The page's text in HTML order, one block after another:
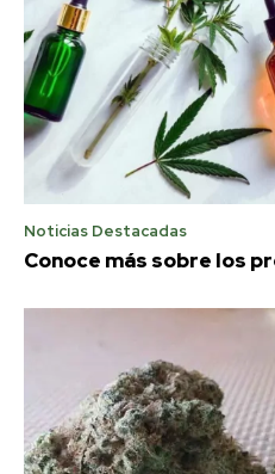
Noticias Destacadas
Conoce más sobre los